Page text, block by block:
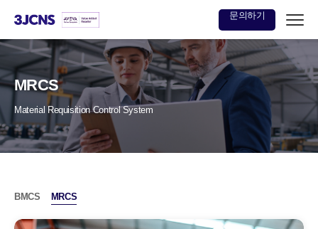
본문
바로가기
문의하기
MRCS
Material Requisition Control System
BMCS MRCS